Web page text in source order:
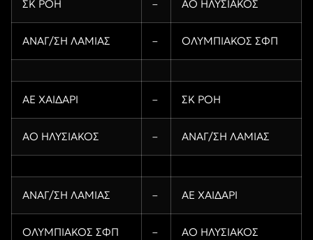
ΣΚ ΡΟΗ – ΑΟ ΗΛΥΣΙΑΚΟΣ
ΑΝΑΓ/ΣΗ ΛΑΜΙΑΣ – ΟΛΥΜΠΙΑΚΟΣ ΣΦΠ
ΑΕ ΧΑΙΔΑΡΙ – ΣΚ ΡΟΗ
ΑΟ ΗΛΥΣΙΑΚΟΣ – ΑΝΑΓ/ΣΗ ΛΑΜΙΑΣ
ΑΝΑΓ/ΣΗ ΛΑΜΙΑΣ – ΑΕ ΧΑΙΔΑΡΙ
ΟΛΥΜΠΙΑΚΟΣ ΣΦΠ – ΑΟ ΗΛΥΣΙΑΚΟΣ